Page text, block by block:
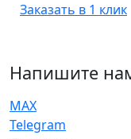
Заказать в 1 клик
Напишите
MAX
Telegram